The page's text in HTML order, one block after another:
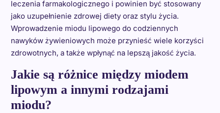
leczenia farmakologicznego i powinien być stosowany
jako uzupełnienie zdrowej diety oraz stylu życia.
Wprowadzenie miodu lipowego do codziennych
nawyków żywieniowych może przynieść wiele korzyści
zdrowotnych, a także wpłynąć na lepszą jakość życia.
Jakie są różnice między miodem
lipowym a innymi rodzajami
miodu?